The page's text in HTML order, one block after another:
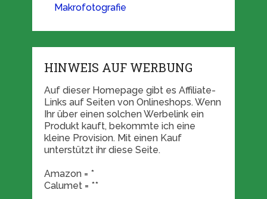
Makrofotografie
HINWEIS AUF WERBUNG
Auf dieser Homepage gibt es Affiliate-
Links auf Seiten von Onlineshops. Wenn
Ihr über einen solchen Werbelink ein
Produkt kauft, bekommte ich eine
kleine Provision. Mit einen Kauf
unterstützt ihr diese Seite.
Amazon = *
Calumet = **